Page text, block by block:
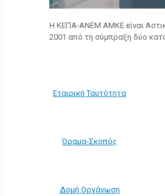
Η ΚΕΠΑ-ΑΝΕΜ ΑΜΚΕ είναι
2001 από τη σύμπραξη δύο
Εταιρική Ταυτότητα
Όραμα-Σκοπός
Δομή Οργάνωση